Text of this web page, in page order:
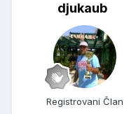
djukaub
Registrovani Član